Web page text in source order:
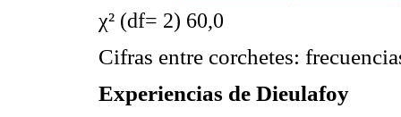
χ² (df= 2) 60,0
Cifras entre corchetes:
Experiencias de Dieulafoy